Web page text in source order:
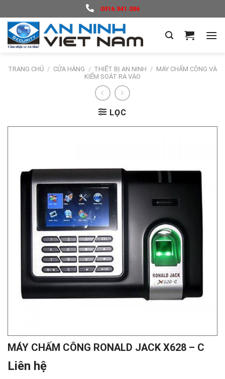
to
content
0916.941.086
TRANG CHỦ / CỬA HÀNG / THIẾT BỊ AN NINH / MÁY CHẤM CÔNG VÀ
KIỂM SOÁT RA VÀO
LỌC
MÁY CHẤM CÔNG RONALD JACK X628 – C
Liên hệ